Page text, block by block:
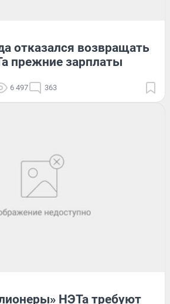
отказался возвращать
прежние зарплаты
6 497 363
НЭТа требуют